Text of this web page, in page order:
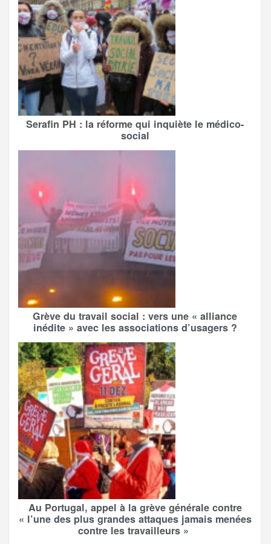
Serafin PH : la réforme qui inquiète le médico-
social
Grève du travail social : vers une « alliance
inédite » avec les associations d’usagers ?
Au Portugal, appel à la grève générale contre
« l’une des plus grandes attaques jamais menées
contre les travailleurs »